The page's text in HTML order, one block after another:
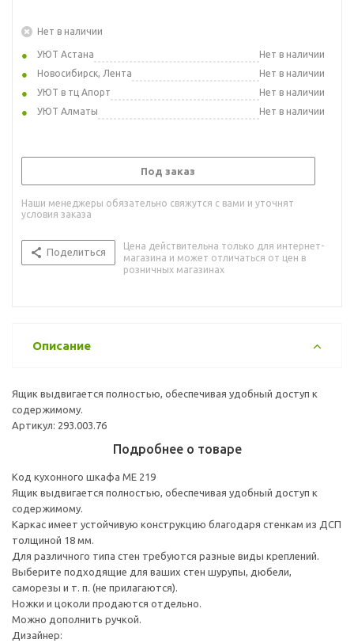
Нет в наличии
УЮТ Астана
Нет в наличии
Новосибирск, Лента
Нет в наличии
УЮТ в тц Апорт
Нет в наличии
УЮТ Алматы
Нет в наличии
Под заказ
Наши менеджеры обязательно свяжутся с вами и уточнят
условия заказа
Поделиться
Цена действительна только для интернет-
магазина и может отличаться от цен в
розничных магазинах
Описание
Ящик выдвигается полностью, обеспечивая удобный доступ к
содержимому.
Артикул: 293.003.76
Подробнее о товаре
Код кухонного шкафа ME 219
Ящик выдвигается полностью, обеспечивая удобный доступ к
содержимому.
Каркас имеет устойчивую конструкцию благодаря стенкам из ДСП
толщиной 18 мм.
Для различного типа стен требуются разные виды креплений.
Выберите подходящие для ваших стен шурупы, дюбели,
саморезы и т. п. (не прилагаются).
Ножки и цоколи продаются отдельно.
Можно дополнить ручкой.
Дизайнер: